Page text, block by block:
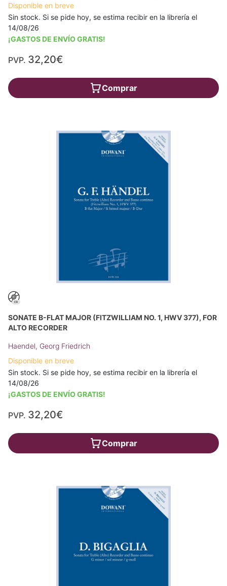
Disponible en breve
Sin stock. Si se pide hoy, se estima recibir en la librería el
14/08/26
¡GASTOS DE ENVÍO GRATIS!
PVP. 32,20€
Comprar
SONATE B-FLAT MAJOR (FITZWILLIAM NO. 1, HWV 377), FOR
ALTO RECORDER
Haendel, Georg Friedrich
Disponible en breve
Sin stock. Si se pide hoy, se estima recibir en la librería el
14/08/26
¡GASTOS DE ENVÍO GRATIS!
PVP. 32,20€
Comprar